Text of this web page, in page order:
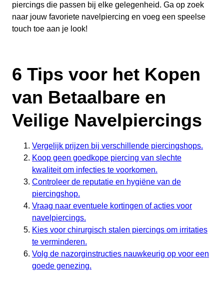
piercings die passen bij elke gelegenheid. Ga op zoek
naar jouw favoriete navelpiercing en voeg een speelse
touch toe aan je look!
6 Tips voor het Kopen
van Betaalbare en
Veilige Navelpiercings
Vergelijk prijzen bij verschillende piercingshops.
Koop geen goedkope piercing van slechte
kwaliteit om infecties te voorkomen.
Controleer de reputatie en hygiëne van de
piercingshop.
Vraag naar eventuele kortingen of acties voor
navelpiercings.
Kies voor chirurgisch stalen piercings om irritaties
te verminderen.
Volg de nazorginstructies nauwkeurig op voor een
goede genezing.